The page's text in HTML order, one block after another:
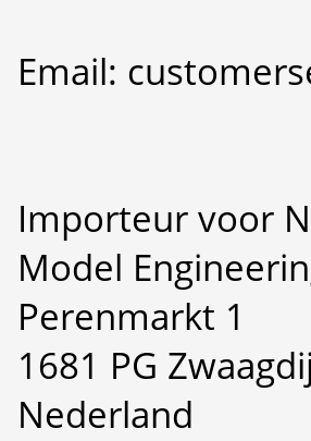
Email:
Importeur voor
Model
Perenmarkt 1
1681 PG
Nederland